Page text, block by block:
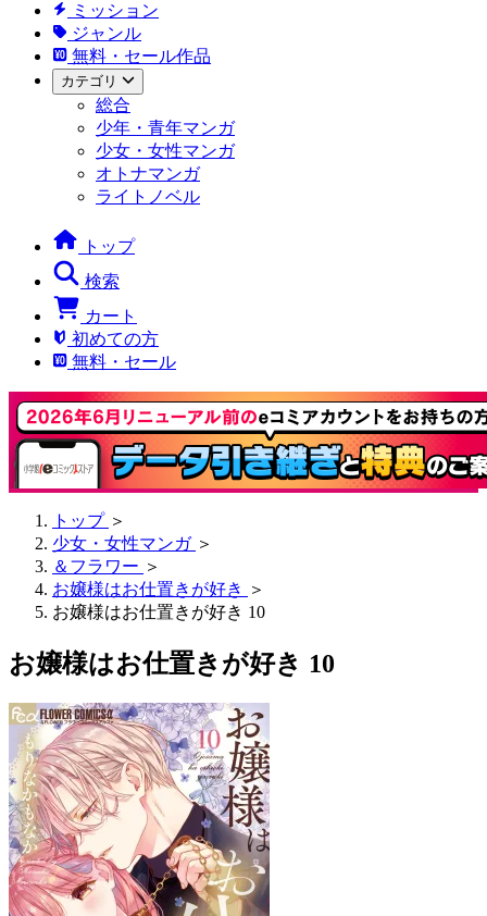
ミッション
ジャンル
無料・セール作品
カテゴリ
総合
少年・青年マンガ
少女・女性マンガ
オトナマンガ
ライトノベル
トップ
検索
カート
初めての方
無料・セール
トップ ＞
少女・女性マンガ ＞
＆フラワー ＞
お嬢様はお仕置きが好き
＞
お嬢様はお仕置きが好き 10
お嬢様はお仕置きが好き 10